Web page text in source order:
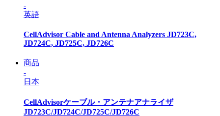
-
英語
CellAdvisor Cable and Antenna Analyzers JD723C,
JD724C, JD725C, JD726C
商品
-
日本
CellAdvisorケーブル・アンテナアナライザ
JD723C/JD724C/JD725C/JD726C